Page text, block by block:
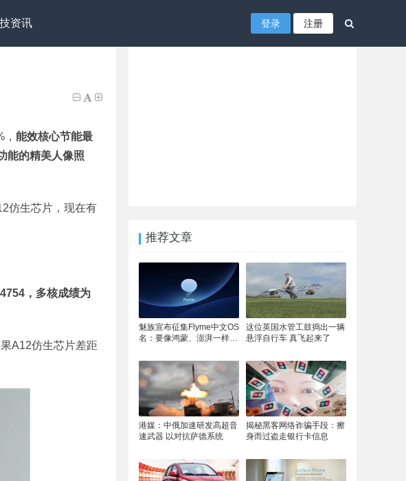
资讯 登录 注册
能效核心节能最
能的精美人像照
仿生芯片，现在有
，多核成绩为
A12仿生芯片差距
推荐文章
魅族宣布征集Flyme中文OS
名：要像鸿蒙、澎湃一样响
这位英国水管工鼓捣出一辆
悬浮自行车 真飞起来了
港媒：中俄加速研发高超音
速武器 以对抗萨德系统
揭秘黑客网络诈骗手段：擦
身而过盗走银行卡信息